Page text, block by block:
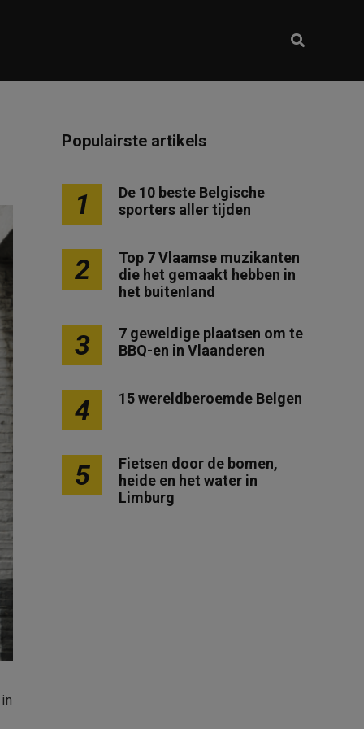
Populairste artikels
1
De 10 beste Belgische
sporters aller tijden
2
Top 7 Vlaamse muzikanten
die het gemaakt hebben in
het buitenland
3
7 geweldige plaatsen om te
BBQ-en in Vlaanderen
4 15 wereldberoemde Belgen
5
Fietsen door de bomen,
heide en het water in
Limburg